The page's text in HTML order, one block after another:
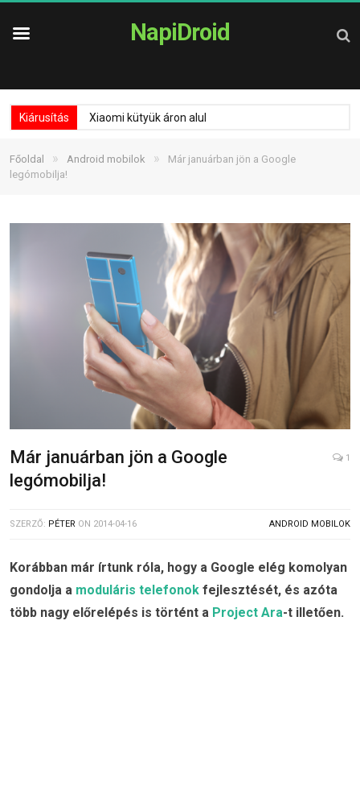
NapiDroid
Kiárusítás Xiaomi kütyük áron alul
Főoldal » Android mobilok »
Már januárban jön a Google
legómobilja!
Már januárban jön a Google
legómobilja!
1
SZERZŐ: PÉTER ON 2014-04-16 ANDROID MOBILOK
Korábban már írtunk róla, hogy a Google elég komolyan
gondolja a moduláris telefonok fejlesztését, és azóta
több nagy előrelépés is történt a Project Ara-t illetően.